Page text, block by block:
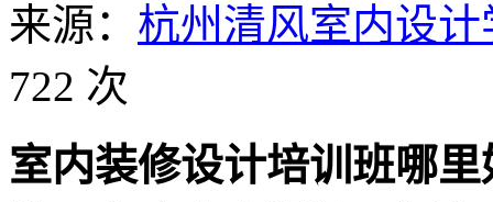
来源： 杭州清风室内设计
722 次
室内装修设计培训班哪里